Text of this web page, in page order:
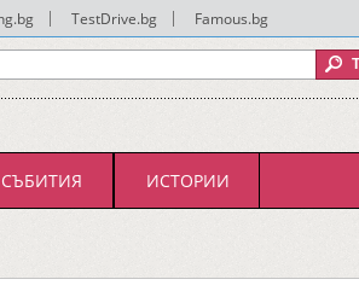
TestDrive.bg Famous.bg
СЪБИТИЯ ИСТОРИИ